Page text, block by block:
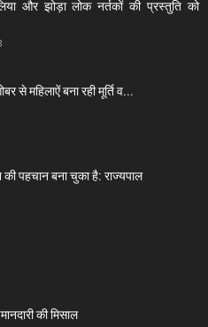
और झोड़ा लोक नर्तकों की प्रस्तुति को
से महिलाऐं बना रही मूर्ति व...
पहचान बना चुका है: राज्यपाल
की मिसाल